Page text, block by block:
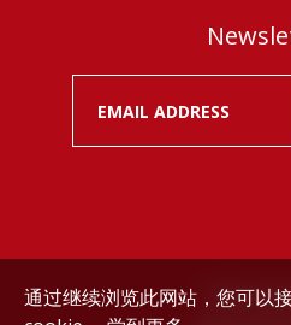
Drink
通过继续浏览此网站，您可以